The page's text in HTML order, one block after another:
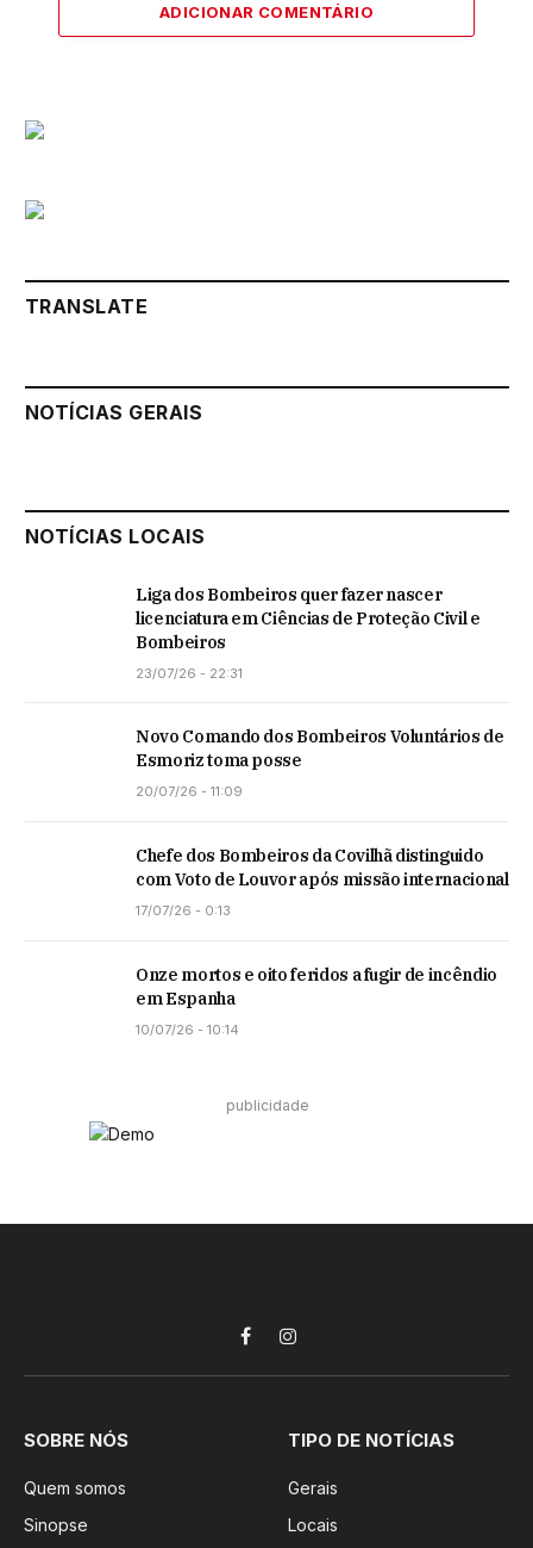
ADICIONAR COMENTÁRIO
TRANSLATE
NOTÍCIAS GERAIS
NOTÍCIAS LOCAIS
Liga dos Bombeiros quer fazer nascer
licenciatura em Ciências de Proteção Civil e
Bombeiros
23/07/26 - 22:31
Novo Comando dos Bombeiros Voluntários de
Esmoriz toma posse
20/07/26 - 11:09
Chefe dos Bombeiros da Covilhã distinguido
com Voto de Louvor após missão internacional
17/07/26 - 0:13
Onze mortos e oito feridos a fugir de incêndio
em Espanha
10/07/26 - 10:14
publicidade
FacebookInstagram
SOBRE NÓS
Quem somos
Sinopse
TIPO DE NOTÍCIAS
Gerais
Locais